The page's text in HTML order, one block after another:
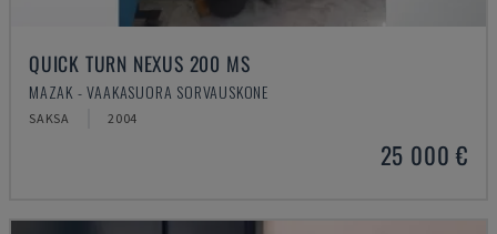
QUICK TURN NEXUS 200 MS
MAZAK - VAAKASUORA SORVAUSKONE
SAKSA 2004
25 000 €